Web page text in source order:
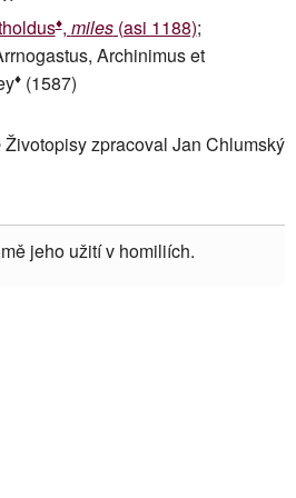
♦, miles(asi 1188);
Archinimus et
♦(1587)
zpracoval Jan Chlumský
jeho užití v homiliích.